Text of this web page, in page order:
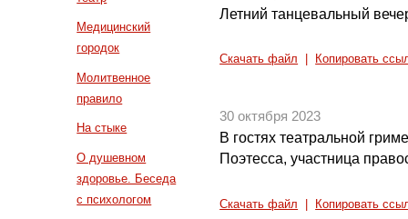
Медицинский
городок
Молитвенное
правило
На стыке
О душевном
здоровье. Беседа
с психологом
Летний танцевальный
Скачать файл Копировать
30 октября 2023
В гостях театральной
Поэтесса, участница
Скачать файл Копировать